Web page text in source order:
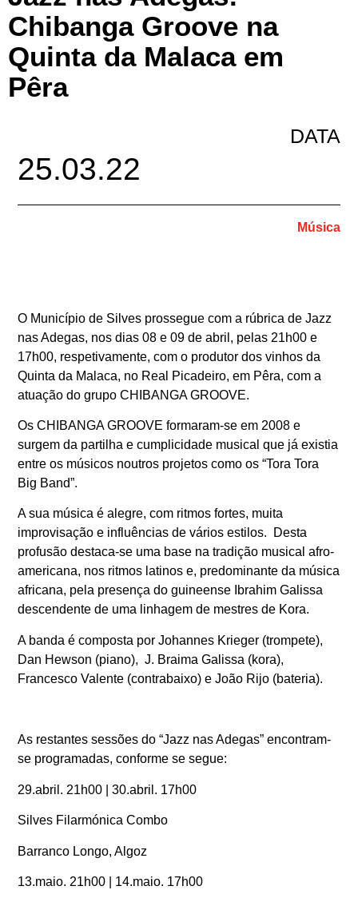
Chibanga Groove na
Quinta da Malaca em
Pêra
DATA
25.03.22
Música
O Município de Silves prossegue com a rúbrica de Jazz
nas Adegas, nos dias 08 e 09 de abril, pelas 21h00 e
17h00, respetivamente, com o produtor dos vinhos da
Quinta da Malaca, no Real Picadeiro, em Pêra, com a
atuação do grupo CHIBANGA GROOVE.
Os CHIBANGA GROOVE formaram-se em 2008 e
surgem da partilha e cumplicidade musical que já existia
entre os músicos noutros projetos como os “Tora Tora
Big Band”.
A sua música é alegre, com ritmos fortes, muita
improvisação e influências de vários estilos. Desta
profusão destaca-se uma base na tradição musical afro-
americana, nos ritmos latinos e, predominante da música
africana, pela presença do guineense Ibrahim Galissa
descendente de uma linhagem de mestres de Kora.
A banda é composta por Johannes Krieger (trompete),
Dan Hewson (piano), J. Braima Galissa (kora),
Francesco Valente (contrabaixo) e João Rijo (bateria).
As restantes sessões do “Jazz nas Adegas” encontram-
se programadas, conforme se segue:
29.abril. 21h00 | 30.abril. 17h00
Silves Filarmónica Combo
Barranco Longo, Algoz
13.maio. 21h00 | 14.maio. 17h00